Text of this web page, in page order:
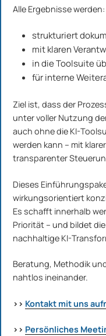
Alle Ergebnisse werden:
strukturiert
mit klaren
in die Toolsuite
für interne
Ziel ist, dass der
unter voller Nutzung
auch ohne die KI-
werden kann – mit
transparenter
Dieses
wirkungsorientiert
Es schafft innerhalb
Priorität – und bildet
nachhaltige KI-
Beratung, Methodik
nahtlos ineinander.
>> Kontakt mit uns
>> Persönliches